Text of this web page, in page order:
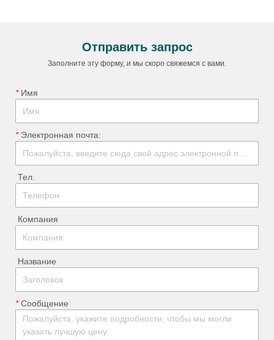
Отправить запрос
Заполните эту форму, и мы скоро свяжемся с вами.
*ㅤ Имя
*ㅤ Электронная почта:
ㅤ Тел.
ㅤ Компания
ㅤ Название
*ㅤ Сообщение